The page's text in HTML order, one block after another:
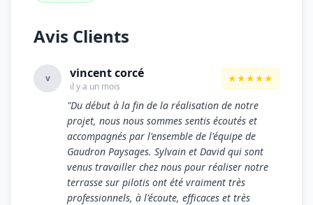
Avis Clients
v vincent corcé
il y a un mois
★★★★★
"Du début à la fin de la réalisation de notre
projet, nous nous sommes sentis écoutés et
accompagnés par l'ensemble de l'équipe de
Gaudron Paysages. Sylvain et David qui sont
venus travailler chez nous pour réaliser notre
terrasse sur pilotis ont été vraiment très
professionnels, à l'écoute, efficaces et très